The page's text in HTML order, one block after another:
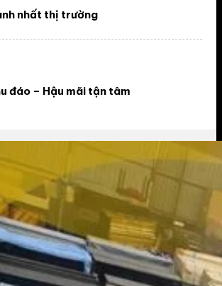
nhất thị trường
đáo – Hậu mãi tận tâm